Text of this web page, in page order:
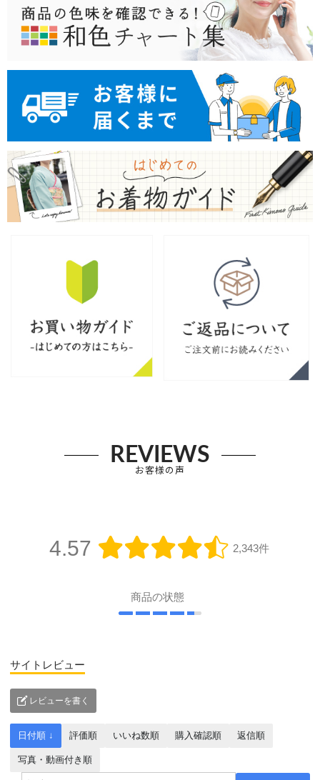
REVIEWS
お客様の声
4.57 2,343件
商品の状態
サイトレビュー
レビューを書く
日付順 ↓ 評価順 いいね数順 購入確認順 返信順
写真・動画付き順